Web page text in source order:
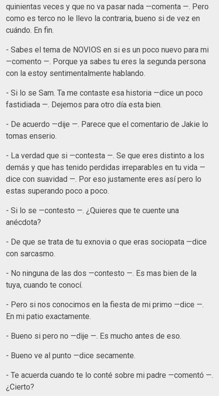
quinientas veces y que no va pasar nada —comenta —. Pero
como es terco no le llevo la contraria, bueno si de vez en
cuándo. En fin.
- Sabes el tema de NOVIOS en si es un poco nuevo para mi
—comento —. Porque ya sabes tu eres la segunda persona
con la estoy sentimentalmente hablando.
- Si lo se Sam. Ta me contaste esa historia —dice un poco
fastidiada —. Dejemos para otro día esta bien.
- De acuerdo —dije —. Parece que el comentario de Jakie lo
tomas enserio.
- La verdad que si —contesta —. Se que eres distinto a los
demás y que has tenido perdidas irreparables en tu vida —
dice con suavidad —. Por eso justamente eres así pero lo
estas superando poco a poco.
- Si lo se —contesto —. ¿Quieres que te cuente una
anécdota?
- De que se trata de tu exnovia o que eras sociopata —dice
con sarcasmo.
- No ninguna de las dos —contesto —. Es mas bien de la
tuya, cuando te conocí.
- Pero si nos conocimos en la fiesta de mi primo —dice —.
En mi patio exactamente.
- Bueno si pero no —dije —. Es mucho antes de eso.
- Bueno ve al punto —dice secamente.
- Te acuerda cuando te lo conté sobre mi padre —comentó —.
¿Cierto?